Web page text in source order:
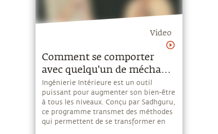
Video
Comment se comporter
avec quelqu'un de méchant
?Ingénierie Intérieure est un outil
puissant pour augmenter son bien-être
à tous les niveaux. Conçu par Sadhguru,
ce programme transmet des méthodes
qui permettent de se transformer en